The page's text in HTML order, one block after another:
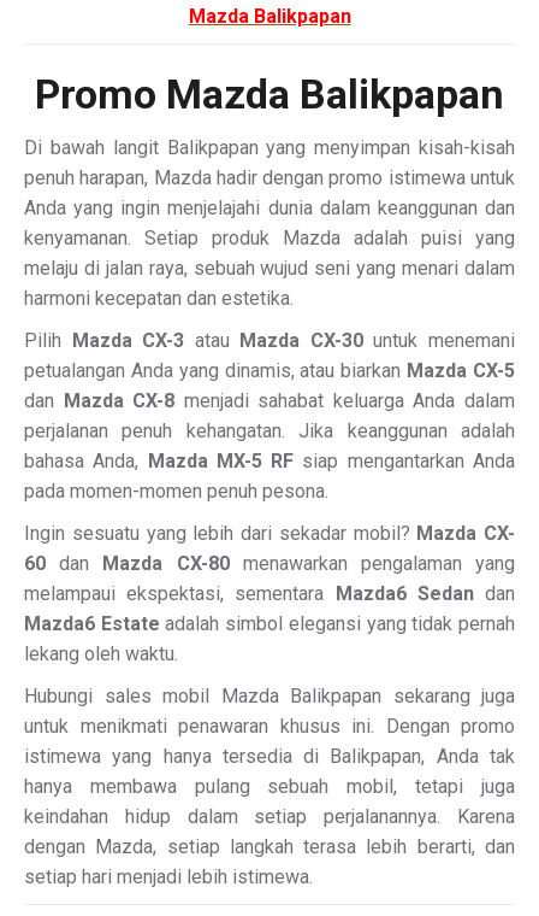
Mazda Balikpapan
Promo Mazda Balikpapan
Di bawah langit Balikpapan yang menyimpan kisah-kisah
penuh harapan, Mazda hadir dengan promo istimewa untuk
Anda yang ingin menjelajahi dunia dalam keanggunan dan
kenyamanan. Setiap produk Mazda adalah puisi yang
melaju di jalan raya, sebuah wujud seni yang menari dalam
harmoni kecepatan dan estetika.
Pilih Mazda CX-3 atau Mazda CX-30untuk menemani
petualangan Anda yang dinamis, atau biarkan Mazda CX-5
dan Mazda CX-8 menjadi sahabat keluarga Anda dalam
perjalanan penuh kehangatan. Jika keanggunan adalah
bahasa Anda, Mazda MX-5 RF siap mengantarkan Anda
pada momen-momen penuh pesona.
Ingin sesuatu yang lebih dari sekadar mobil? Mazda CX-
60 dan Mazda CX-80menawarkan pengalaman yang
melampaui ekspektasi, sementara Mazda6 Sedandan
Mazda6 Estate adalah simbol elegansi yang tidak pernah
lekang oleh waktu.
Hubungi sales mobil Mazda Balikpapan sekarang juga
untuk menikmati penawaran khusus ini. Dengan promo
istimewa yang hanya tersedia di Balikpapan, Anda tak
hanya membawa pulang sebuah mobil, tetapi juga
keindahan hidup dalam setiap perjalanannya. Karena
dengan Mazda, setiap langkah terasa lebih berarti, dan
setiap hari menjadi lebih istimewa.